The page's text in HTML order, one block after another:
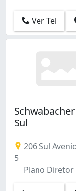
Ver Tel
Sul
206 Sul
5
Plano Diretor